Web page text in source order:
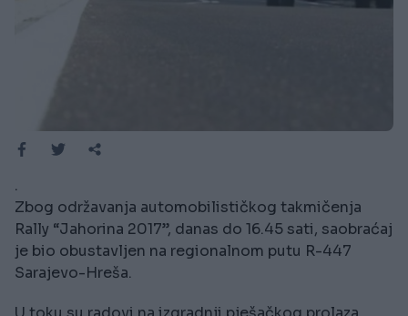
.
Zbog održavanja automobilističkog takmičenja
Rally “Jahorina 2017”, danas do 16.45 sati, saobraćaj
je bio obustavljen na regionalnom putu R-447
Sarajevo-Hreša.